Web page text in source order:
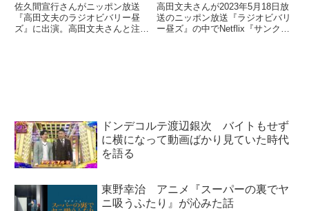
佐久間宣行さんがニッポン放送
『高田文夫のラジオビバリー昼
ズ』に出演。高田文夫さんと注目
高田文夫さんが2023年5月18日放
送のニッポン放送『ラジオビバリ
ー昼ズ』の中でNetflix『サンクチ
ドンデコルテ渡辺銀次 バイトもせず
に横になって動画ばかり見ていた時代
を語る
東野幸治 アニメ『スーパーの裏でヤ
ニ吸うふたり』が沁みた話